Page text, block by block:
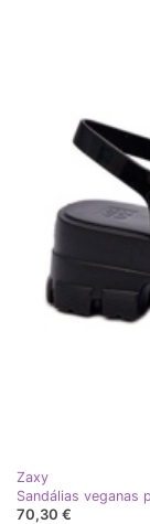
Zaxy
Sandálias veganas
70,30 €